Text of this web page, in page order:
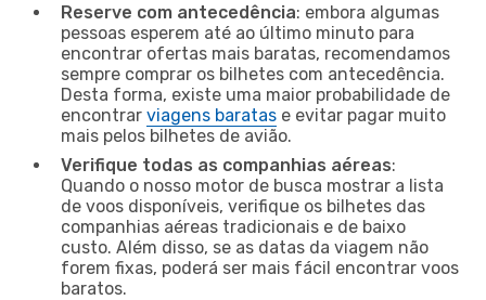
Reserve com antecedência: embora algumas
pessoas esperem até ao último minuto para
encontrar ofertas mais baratas, recomendamos
sempre comprar os bilhetes com antecedência.
Desta forma, existe uma maior probabilidade de
encontrar viagens baratas e evitar pagar muito
mais pelos bilhetes de avião.
Verifique todas as companhias aéreas:
Quando o nosso motor de busca mostrar a lista
de voos disponíveis, verifique os bilhetes das
companhias aéreas tradicionais e de baixo
custo. Além disso, se as datas da viagem não
forem fixas, poderá ser mais fácil encontrar voos
baratos.